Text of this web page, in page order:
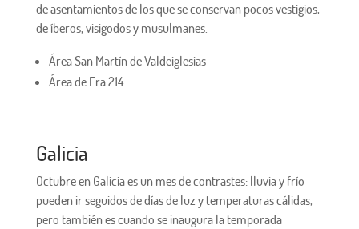
de asentamientos de los que se conservan pocos vestigios,
de íberos, visigodos y musulmanes.
Área San Martín de Valdeiglesias
Área de Era 214
Galicia
Octubre en Galicia es un mes de contrastes: lluvia y frío
pueden ir seguidos de días de luz y temperaturas cálidas,
pero también es cuando se inaugura la temporada